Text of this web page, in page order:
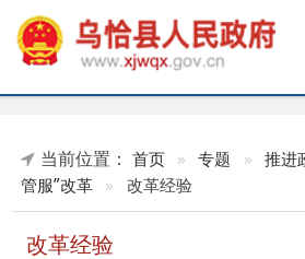
管服”改革 » 改革经验
改革经验